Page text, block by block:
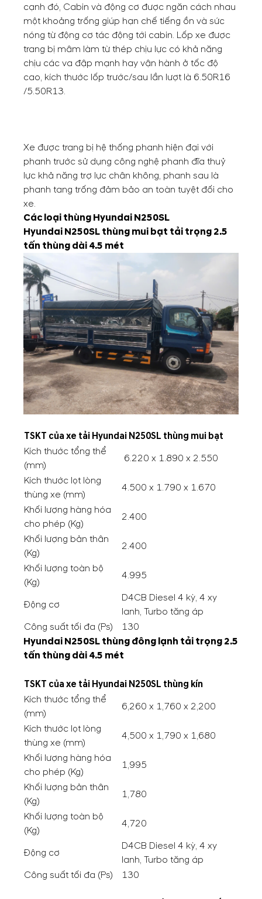
cạnh đó, Cabin và động cơ được ngăn cách nhau
một khoảng trống giúp hạn chế tiếng ồn và sức
nóng từ động cơ tác động tới cabin. Lốp xe được
trang bị mâm làm từ thép chịu lực có khả năng
chịu các va đập mạnh hay vận hành ở tốc độ
cao, kích thước lốp trước/sau lần lượt là 6.50R16
/5.50R13.
Xe được trang bị hệ thống phanh hiện đại với
phanh trước sử dụng công nghệ phanh đĩa thuỷ
lực khả năng trợ lực chân không, phanh sau là
phanh tang trống đảm bảo an toàn tuyệt đối cho
xe.
Các loại thùng Hyundai N250SL
Hyundai N250SL thùng mui bạt tải trọng 2.5
tấn thùng dài 4.5 mét
TSKT của xe tải Hyundai N250SL thùng mui bạt
Kích thước tổng thể
(mm)
6.220 x 1.890 x 2.550
Kích thước lọt lòng
thùng xe (mm)
4.500 x 1.790 x 1.670
Khối lượng hàng hóa
cho phép (Kg)
2.400
Khối lượng bản thân
(Kg)
2.400
Khối lượng toàn bộ
(Kg)
4.995
Động cơ
D4CB Diesel 4 kỳ, 4 xy
lanh, Turbo tăng áp
Công suất tối đa (Ps)
130
Hyundai N250SL thùng đông lạnh tải trọng 2.5
tấn thùng dài 4.5 mét
TSKT của xe tải Hyundai N250SL thùng kín
Kích thước tổng thể
(mm)
6,260 x 1,760 x 2,200
Kích thước lọt lòng
thùng xe (mm)
4,500 x 1,790 x 1,680
Khối lượng hàng hóa
cho phép (Kg)
1,995
Khối lượng bản thân
(Kg)
1,780
Khối lượng toàn bộ
(Kg)
4,720
Động cơ
D4CB Diesel 4 kỳ, 4 xy
lanh, Turbo tăng áp
Công suất tối đa (Ps)
130